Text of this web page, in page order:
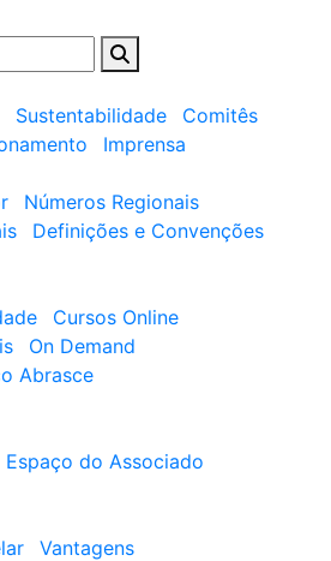
Sustentabilidade
Comitês
Imprensa
Números Regionais
Definições e Convenções
Cursos Online
On Demand
Abrasce
Espaço do Associado
Vantagens